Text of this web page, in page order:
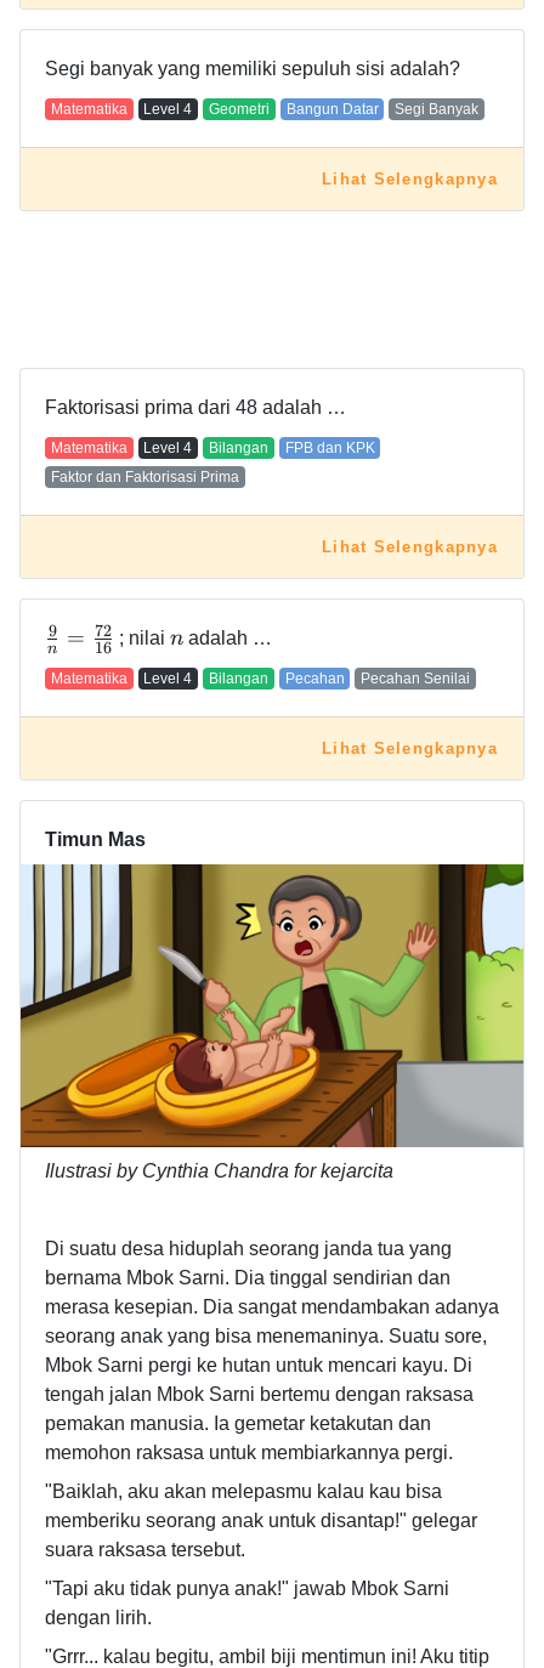
Segi banyak yang memiliki sepuluh sisi adalah?
Matematika Level 4 Geometri Bangun Datar Segi Banyak
Lihat Selengkapnya
Faktorisasi prima dari 48 adalah …
Matematika Level 4 Bilangan
FPB dan KPK
Faktor dan Faktorisasi Prima
Lihat Selengkapnya
n
9 = 16
72 ; nilai n adalah …
Matematika Level 4 Bilangan Pecahan Pecahan Senilai
Lihat Selengkapnya
Timun Mas
Ilustrasi by Cynthia Chandra for kejarcita
Di suatu desa hiduplah seorang janda tua yang
bernama Mbok Sarni. Dia tinggal sendirian dan
merasa kesepian. Dia sangat mendambakan adanya
seorang anak yang bisa menemaninya. Suatu sore,
Mbok Sarni pergi ke hutan untuk mencari kayu. Di
tengah jalan Mbok Sarni bertemu dengan raksasa
pemakan manusia. Ia gemetar ketakutan dan
memohon raksasa untuk membiarkannya pergi.
"Baiklah, aku akan melepasmu kalau kau bisa
memberiku seorang anak untuk disantap!" gelegar
suara raksasa tersebut.
"Tapi aku tidak punya anak!" jawab Mbok Sarni
dengan lirih.
"Grrr... kalau begitu, ambil biji mentimun ini! Aku titip